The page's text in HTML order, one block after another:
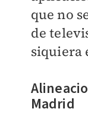
que no
de
siquiera
Madrid